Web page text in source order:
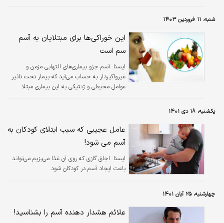
شنبه، ۱۱ فروردین ۱۴۰۳
این خوراکی‌ها برای مبتلایان به آسم
سم است
ايسنا: آسم جزو بیماری‌های التهابی مزمن و
غیرواگیردار به حساب می‌آید که بیمار تحت تاثیر
عوامل محیطی و ژنتیکی به این بیماری مبتلا
یکشنبه، ۱۸ دی ۱۴۰۱
عامل عجیبی که سبب ابتلای کودکان به
آسم می شود!
ايسنا: اجاق گازی که روی آن غذا می‌پزیم می‌تواند
باعث ایجاد آسم در کودکان شود.
چهارشنبه، ۲۵ آبان ۱۴۰۱
علائم هشدار دهنده آسم را بشناسید!